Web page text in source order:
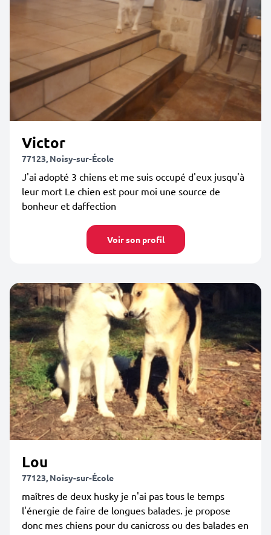
Victor
77123, Noisy-sur-École
J'ai adopté 3 chiens et me suis occupé d'eux jusqu'à
leur mort Le chien est pour moi une source de
bonheur et daffection
Voir son profil
Lou
77123, Noisy-sur-École
maîtres de deux husky je n'ai pas tous le temps
l'énergie de faire de longues balades. je propose
donc mes chiens pour du canicross ou des balades en